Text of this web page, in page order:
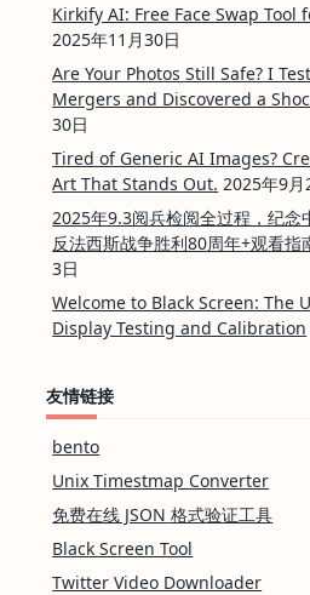
Kirkify AI: Free Face Swap
2025年11月30日
Are Your Photos Still Safe? I
Mergers and Discovered a
30日
Tired of Generic AI Images?
Art That Stands Out. 2025年9月
2025年9.3阅兵检阅全过程，纪念
反法西斯战争胜利80周年+观看指
3日
Welcome to Black Screen: The
Display Testing and Calibration
友情链接
bento
Unix Timestmap Converter
免费在线 JSON 格式验证工具
Black Screen Tool
Twitter Video Downloader